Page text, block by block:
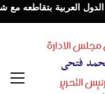
بالإتجاهين لمدة ٣ أيام